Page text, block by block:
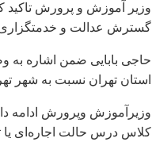
وزير آموزش و پرورش تاکيد
گسترش عدالت و
حاجی بابايی ضمن اشاره
استان تهران نسبت به شهر
کلاس درس حالت اجاره‌ای يا